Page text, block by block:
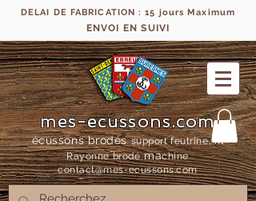
DELAI DE FABRICATION : 15 jours Maximum
ENVOI EN SUIVI
mes-ecussons.com
écussons brodés support feutrine, fil
Rayonne brodémachine
contact@mes-ecussons.com